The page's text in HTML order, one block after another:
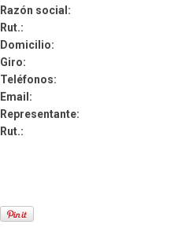
Razón social:
Rut.:
Domicilio:
Giro:
Teléfonos:
Email:
Representante:
Rut.: